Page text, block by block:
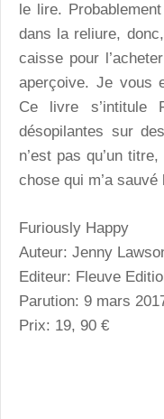
le lire.
dans la reliure,
caisse pour
aperçoive. Je vous
Ce livre s’intitule
désopilantes sur
n’est pas qu’un
chose qui m’a
Furiously Happy
Auteur: Jenny
Editeur: Fleuve
Parution: 9 mars
Prix: 19, 90 €